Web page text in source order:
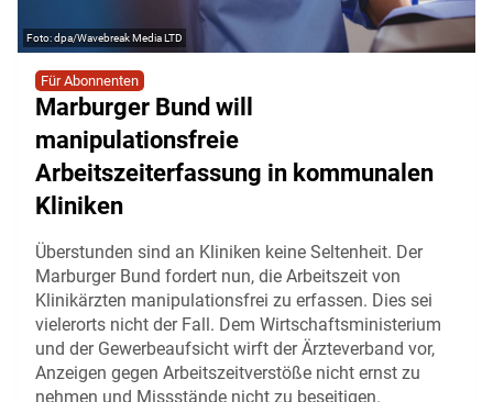
dpa/Wavebreak Media LTD
Für Abonnenten
Marburger Bund will
manipulationsfreie
Arbeitszeiterfassung in kommunalen
Kliniken
Überstunden sind an Kliniken keine Seltenheit. Der
Marburger Bund fordert nun, die Arbeitszeit von
Klinikärzten manipulationsfrei zu erfassen. Dies sei
vielerorts nicht der Fall. Dem Wirtschaftsministerium
und der Gewerbeaufsicht wirft der Ärzteverband vor,
Anzeigen gegen Arbeitszeitverstöße nicht ernst zu
nehmen und Missstände nicht zu beseitigen.